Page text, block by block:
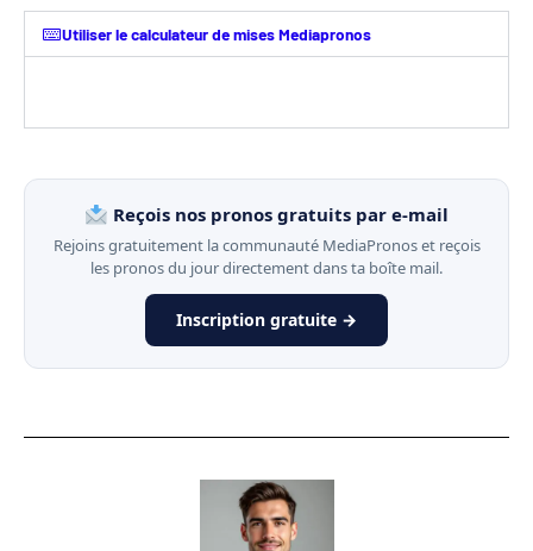
Utiliser le calculateur de mises Mediapronos
Reçois nos pronos gratuits par e-mail
Rejoins gratuitement la communauté MediaPronos et reçois
les pronos du jour directement dans ta boîte mail.
Inscription gratuite →